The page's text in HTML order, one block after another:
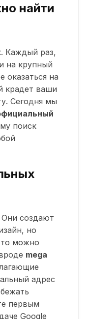
найти
Каждый раз,
на крупный
оказаться на
крадет ваши
Сегодня мы
поиск
создают
но
можно
mega
адрес
первым
Google